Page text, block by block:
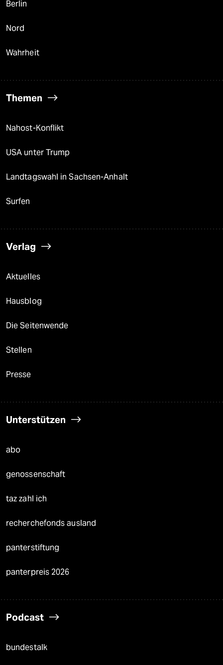
Berlin
Nord
Wahrheit
Themen
Nahost-Konflikt
USA unter Trump
Landtagswahl in Sachsen-Anhalt
Surfen
Verlag
Aktuelles
Hausblog
Die Seitenwende
Stellen
Presse
Unterstützen
abo
genossenschaft
taz zahl ich
recherchefonds ausland
panterstiftung
panterpreis 2026
Podcast
bundestalk